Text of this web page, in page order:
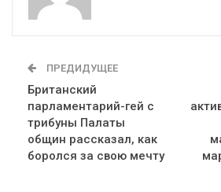
ПРЕДИДУЩЕЕ
Британский
парламентарий-гей с
трибуны Палаты
общин рассказал, как
боролся за свою мечту